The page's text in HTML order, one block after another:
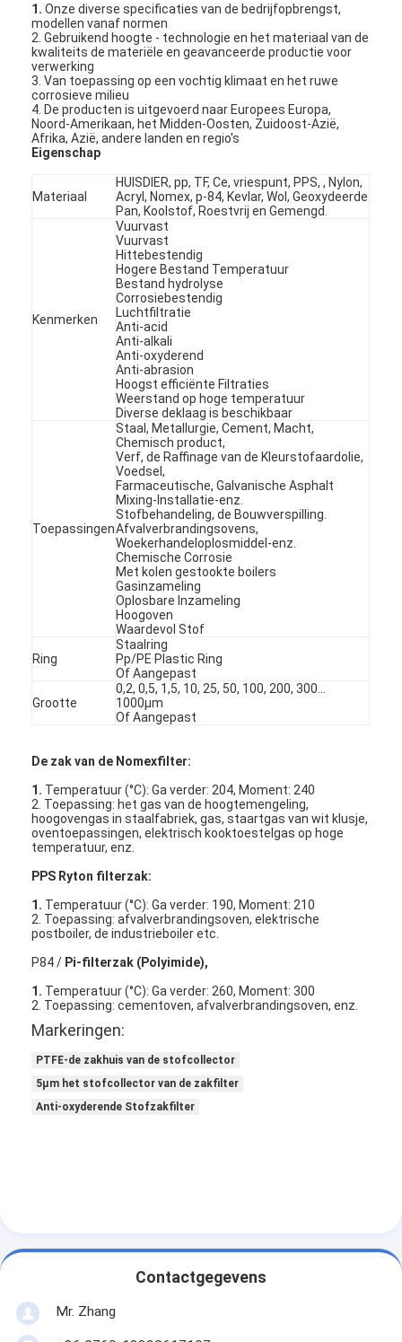
Over ons
Fabriekstocht
Kwaliteitscontrole
Neem contact met ons op
Nieuws
Ga Nu Praten.
Luchtfilter die Machine maken
Luchtfilter Productiemachine
Zakfilter die Machine maken
De Filters van airconditioningshepa
de filters van de luchtzuiveringsinstallatie
1.Onze diverse specificaties van de bedrijfopbrengst,
modellen vanaf normen
2. Gebruikend hoogte - technologie en het materiaal van de
kwaliteits de materiële en geavanceerde productie voor
verwerking
3. Van toepassing op een vochtig klimaat en het ruwe
corrosieve milieu
4. De producten is uitgevoerd naar Europees Europa,
Noord-Amerikaan, het Midden-Oosten, Zuidoost-Azië,
Afrika, Azië, andere landen en regio's
Eigenschap
Materiaal
HUISDIER, pp, TF, Ce, vriespunt, PPS, , Nylon,
Acryl, Nomex, p-84, Kevlar, Wol, Geoxydeerde
Pan, Koolstof, Roestvrij en Gemengd.
Kenmerken
Vuurvast
Vuurvast
Hittebestendig
Hogere Bestand Temperatuur
Bestand hydrolyse
Corrosiebestendig
Luchtfiltratie
Anti-acid
Anti-alkali
Anti-oxyderend
Anti-abrasion
Hoogst efficiënte Filtraties
Weerstand op hoge temperatuur
Diverse deklaag is beschikbaar
Toepassingen
Staal, Metallurgie, Cement, Macht,
Chemisch product,
Verf, de Raffinage van de Kleurstofaardolie,
Voedsel,
Farmaceutische, Galvanische Asphalt
Mixing-Installatie-enz.
Stofbehandeling, de Bouwverspilling.
Afvalverbrandingsovens,
Woekerhandeloplosmiddel-enz.
Chemische Corrosie
Met kolen gestookte boilers
Gasinzameling
Oplosbare Inzameling
Hoogoven
Waardevol Stof
Ring
Staalring
Pp/PE Plastic Ring
Of Aangepast
Grootte
0,2, 0,5, 1,5, 10, 25, 50, 100, 200, 300…
1000µm
Of Aangepast
De zak van de Nomexfilter:
1. Temperatuur (°C): Ga verder: 204, Moment: 240
2. Toepassing: het gas van de hoogtemengeling,
hoogovengas in staalfabriek, gas, staartgas van wit klusje,
oventoepassingen, elektrisch kooktoestelgas op hoge
temperatuur, enz.
PPS Ryton filterzak:
1. Temperatuur (°C): Ga verder: 190, Moment: 210
2. Toepassing: afvalverbrandingsoven, elektrische
postboiler, de industrieboiler etc.
P84 / Pi-filterzak (Polyimide),
1. Temperatuur (°C): Ga verder: 260, Moment: 300
2. Toepassing: cementoven, afvalverbrandingsoven, enz.
Markeringen:
PTFE-de zakhuis van de stofcollector
5µm het stofcollector van de zakfilter
Anti-oxyderende Stofzakfilter
Contactgegevens
Mr. Zhang